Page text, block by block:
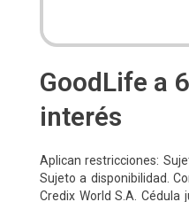
GoodLife a
interés
Aplican restricciones:
Sujeto a disponibilidad.
Credix World S.A. Cédula